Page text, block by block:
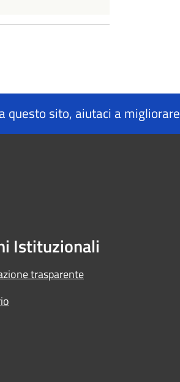
questo sito, aiutaci a migliorare
Istituzionali
trasparente